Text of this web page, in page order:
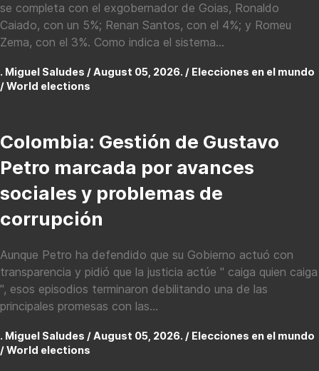
se completa con el exgobernador de Goias, Ronaldo
Caiado, con un 5%; Renan Santos, con el 4%; y Romeu
Zema, con el 3%. Como indica el sistema...
. Miguel Saludes / August 05, 2026. / Elecciones en el mundo
/ World elections
Colombia: Gestión de Gustavo
Petro marcada por avances
sociales y problemas de
corrupción
Aunque Petro ha defendido que su Gobierno actuó con
transparencia y pidió que la justicia actúe " caiga quien caiga
", esos episodios terminaron debilitando una de las
principales promesas con las...
. Miguel Saludes / August 05, 2026. / Elecciones en el mundo
/ World elections